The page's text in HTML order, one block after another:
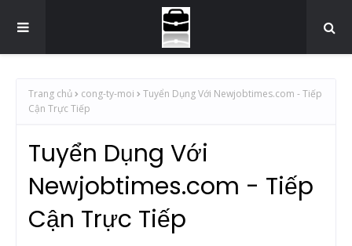
Trang chủ cong-ty-moi
Tuyển Dụng Với Newjobtimes.com - Tiếp
Cận Trực Tiếp
Tuyển Dụng Với
Newjobtimes.com - Tiếp
Cận Trực Tiếp